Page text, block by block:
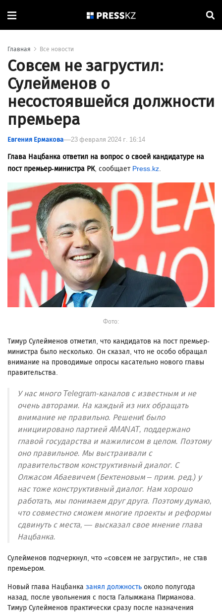
Главная Все новости
Совсем не загрустил:
Сулейменов о
несостоявшейся должности
премьера
Евгения Ермакова 23 февраля 2024 г. 16:14
Глава Нацбанка ответил на вопрос о своей кандидатуре на
пост премьер-министра РК, сообщает Press.kz.
Фото:
Тимур Сулейменов отметил, что кандидатов на пост премьер-
министра было несколько. Он сказал, что не особо обращал
внимание на проводимые опросы касательно нового главы
правительства.
У нас много Telegram-каналов с известным и не
очень авторами. На каждый из них обращать
внимание не правильно. Решениt было
инициировано партией AMANAT, поддержано
главой государства и мажилисом в целом. Поэтому
оно правильное. Мы выстраивали с
правительством конструктивный диалог. С
Олжасом Абаевичем (Бектеновым – прим. ред.) у
нас тоже конструктивный диалог. Нам хорошо
работать, мы понимаем друг друга. Поэтому думаю,
что совместно сможем многие проекты и реформы
сдвинуть с места, — высказал свое мнение глава
Нацбанка.
Сулейменов подчеркнул, что «совсем не загрустил», не став
премьером.
Новый глава Нацбанка занял должность около полугода
назад, после увольнения с поста Галымжана Пирманова.
Тимур Сулейменов практически сразу после назначения